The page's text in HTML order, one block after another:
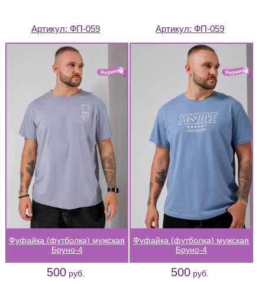
Артикул:ФП-059
Фуфайка (футболка) мужская
Бруно-4
500 руб.
Артикул:ФП-059
Фуфайка (футболка) мужская
Бруно-4
500 руб.